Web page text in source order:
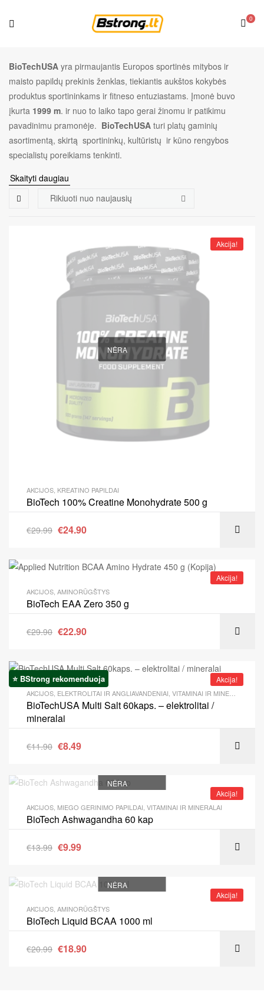
0
BioTechUSA yra pirmaujantis Europos sportinės mitybos ir
maisto papildų prekinis ženklas, tiekiantis aukštos kokybės
produktus sportininkams ir fitneso entuziastams. Įmonė buvo
įkurta 1999 m. ir nuo to laiko tapo gerai žinomu ir patikimu
pavadinimu pramonėje. BioTechUSA turi platų gaminių
asortimentą, skirtą sportininkų, kultūristų ir kūno rengybos
specialistų poreikiams tenkinti.
Skaityti daugiau
Akcija!
NĖRA
AKCIJOS KREATINO PAPILDAI
BioTech 100% Creatine Monohydrate 500 g
€29.99 €24.90
Akcija!
AKCIJOS AMINORŪGŠTYS
BioTech EAA Zero 350 g
€29.90 €22.90
⭐ BStrong rekomenduoja Akcija!
AKCIJOS ELEKTROLITAI IR ANGLIAVANDENIAI VITAMINAI IR MINERALAI
BioTechUSA Multi Salt 60kaps. – elektrolitai /
mineralai
€11.90 €8.49
Akcija!
NĖRA
AKCIJOS, MIEGO GERINIMO PAPILDAI, VITAMINAI IR MINERALAI
BioTech Ashwagandha 60 kap
€13.99 €9.99
Akcija!
NĖRA
AKCIJOS, AMINORŪGŠTYS
BioTech Liquid BCAA 1000 ml
€20.99 €18.90